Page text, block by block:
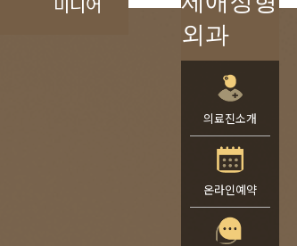
외과
의료진소개
온라인예약